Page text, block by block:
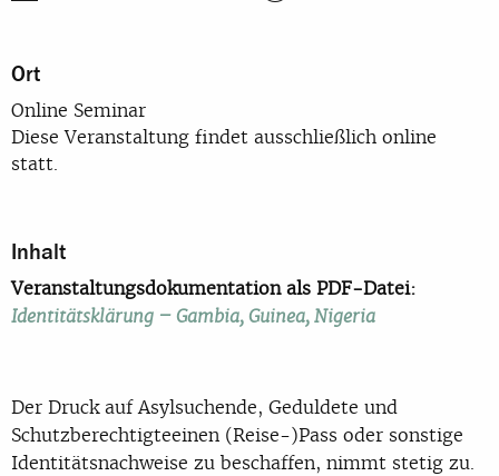
Ort
Online Seminar
Diese Veranstaltung findet ausschließlich online
statt.
Inhalt
Veranstaltungsdokumentation als PDF-Datei:
Identitätsklärung – Gambia, Guinea, Nigeria
Der Druck auf Asylsuchende, Geduldete und
Schutzberechtigteeinen (Reise-)Pass oder sonstige
Identitätsnachweise zu beschaffen, nimmt stetig zu.